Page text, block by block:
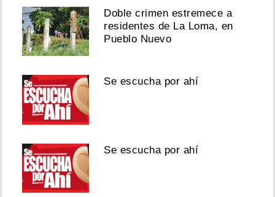
Doble crimen estremece a
residentes de La Loma, en
Pueblo Nuevo
Se escucha por ahí
Se escucha por ahí